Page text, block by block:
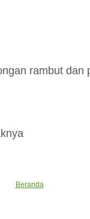
rambut dan
Beranda